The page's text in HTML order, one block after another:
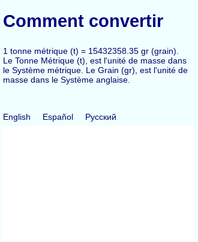
Comment convertir
1 tonne métrique (t) = 15432358.35 gr (grain).
Le Tonne Métrique (t), est l'unité de masse dans
le Système métrique. Le Grain (gr), est l'unité de
masse dans le Système anglaise.
English Español Русский